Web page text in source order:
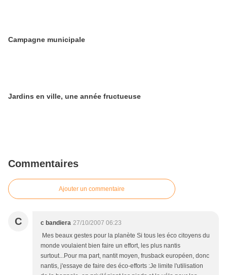
Campagne municipale
Jardins en ville, une année fructueuse
Commentaires
Ajouter un commentaire
C c bandiera 27/10/2007 06:23
Mes beaux gestes pour la planète Si tous les éco citoyens du
monde voulaient bien faire un effort, les plus nantis
surtout...Pour ma part, nantit moyen, frusback européen, donc
nantis, j'essaye de faire des éco-efforts :Je limite l'utilisation